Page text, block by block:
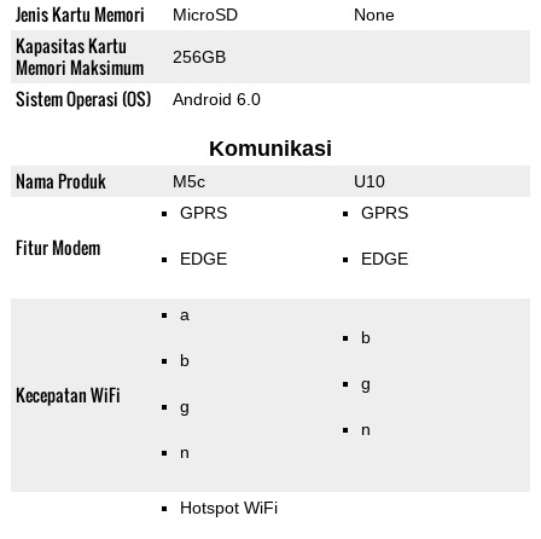
Jenis Kartu Memori MicroSD None
Kapasitas Kartu
Memori Maksimum
256GB
Sistem Operasi (OS) Android 6.0
Komunikasi
Nama Produk M5c U10
Fitur Modem
GPRS
EDGE
GPRS
EDGE
Kecepatan WiFi
a
b
g
n
b
g
n
Hotspot WiFi